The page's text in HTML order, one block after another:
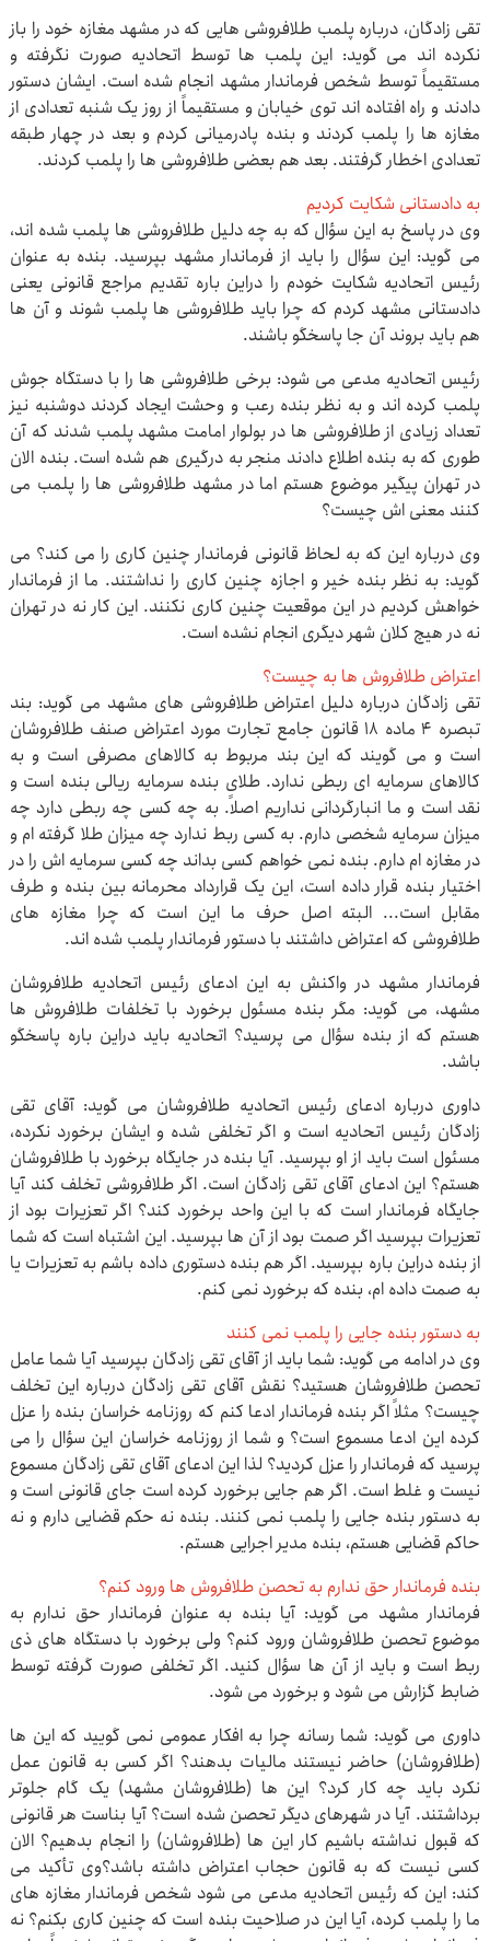
تقی زادگان، درباره پلمب طلافروشی هایی که در مشهد مغازه خود را باز
نکرده اند می گوید: این پلمب ها توسط اتحادیه صورت نگرفته و
مستقیماً توسط شخص فرماندار مشهد انجام شده است. ایشان دستور
دادند و راه افتاده اند توی خیابان و مستقیماً از روز یک شنبه تعدادی از
مغازه ها را پلمب کردند و بنده پادرمیانی کردم و بعد در چهار طبقه
تعدادی اخطار گرفتند. بعد هم بعضی طلافروشی ها را پلمب کردند.
به دادستانی شکایت کردیم
وی در پاسخ به این سؤال که به چه دلیل طلافروشی ها پلمب شده اند،
می گوید: این سؤال را باید از فرماندار مشهد بپرسید. بنده به عنوان
رئیس اتحادیه شکایت خودم را دراین باره تقدیم مراجع قانونی یعنی
دادستانی مشهد کردم که چرا باید طلافروشی ها پلمب شوند و آن ها
هم باید بروند آن جا پاسخگو باشند.
رئیس اتحادیه مدعی می شود: برخی طلافروشی ها را با دستگاه جوش
پلمب کرده اند و به نظر بنده رعب و وحشت ایجاد کردند دوشنبه نیز
تعداد زیادی از طلافروشی ها در بولوار امامت مشهد پلمب شدند که آن
طوری که به بنده اطلاع دادند منجر به درگیری هم شده است. بنده الان
در تهران پیگیر موضوع هستم اما در مشهد طلافروشی ها را پلمب می
کنند معنی اش چیست؟
وی درباره این که به لحاظ قانونی فرماندار چنین کاری را می کند؟ می
گوید: به نظر بنده خیر و اجازه چنین کاری را نداشتند. ما از فرماندار
خواهش کردیم در این موقعیت چنین کاری نکنند. این کار نه در تهران
نه در هیچ کلان شهر دیگری انجام نشده است.
اعتراض طلافروش ها به چیست؟
تقی زادگان درباره دلیل اعتراض طلافروشی های مشهد می گوید: بند
تبصره 4 ماده 18 قانون جامع تجارت مورد اعتراض صنف طلافروشان
است و می گویند که این بند مربوط به کالاهای مصرفی است و به
کالاهای سرمایه ای ربطی ندارد. طلای بنده سرمایه ریالی بنده است و
نقد است و ما انبارگردانی نداریم اصلاً. به چه کسی چه ربطی دارد چه
میزان سرمایه شخصی دارم. به کسی ربط ندارد چه میزان طلا گرفته ام و
در مغازه ام دارم. بنده نمی خواهم کسی بداند چه کسی سرمایه اش را در
اختیار بنده قرار داده است، این یک قرارداد محرمانه بین بنده و طرف
مقابل است... البته اصل حرف ما این است که چرا مغازه های
طلافروشی که اعتراض داشتند با دستور فرماندار پلمب شده اند.
فرماندار مشهد در واکنش به این ادعای رئیس اتحادیه طلافروشان
مشهد، می گوید: مگر بنده مسئول برخورد با تخلفات طلافروش ها
هستم که از بنده سؤال می پرسید؟ اتحادیه باید دراین باره پاسخگو
باشد.
داوری درباره ادعای رئیس اتحادیه طلافروشان می گوید: آقای تقی
زادگان رئیس اتحادیه است و اگر تخلفی شده و ایشان برخورد نکرده،
مسئول است باید از او بپرسید. آیا بنده در جایگاه برخورد با طلافروشان
هستم؟ این ادعای آقای تقی زادگان است. اگر طلافروشی تخلف کند آیا
جایگاه فرماندار است که با این واحد برخورد کند؟ اگر تعزیرات بود از
تعزیرات بپرسید اگر صمت بود از آن ها بپرسید. این اشتباه است که شما
از بنده دراین باره بپرسید. اگر هم بنده دستوری داده باشم به تعزیرات یا
به صمت داده ام، بنده که برخورد نمی کنم.
به دستور بنده جایی را پلمب نمی کنند
وی در ادامه می گوید: شما باید از آقای تقی زادگان بپرسید آیا شما عامل
تحصن طلافروشان هستید؟ نقش آقای تقی زادگان درباره این تخلف
چیست؟ مثلاً اگر بنده فرماندار ادعا کنم که روزنامه خراسان بنده را عزل
کرده این ادعا مسموع است؟ و شما از روزنامه خراسان این سؤال را می
پرسید که فرماندار را عزل کردید؟ لذا این ادعای آقای تقی زادگان مسموع
نیست و غلط است. اگر هم جایی برخورد کرده است جای قانونی است و
به دستور بنده جایی را پلمب نمی کنند. بنده نه حکم قضایی دارم و نه
حاکم قضایی هستم، بنده مدیر اجرایی هستم.
بنده فرماندار حق ندارم به تحصن طلافروش ها ورود کنم؟
فرماندار مشهد می گوید: آیا بنده به عنوان فرماندار حق ندارم به
موضوع تحصن طلافروشان ورود کنم؟ ولی برخورد با دستگاه های ذی
ربط است و باید از آن ها سؤال کنید. اگر تخلفی صورت گرفته توسط
ضابط گزارش می شود و برخورد می شود.
داوری می گوید: شما رسانه چرا به افکار عمومی نمی گویید که این ها
(طلافروشان) حاضر نیستند مالیات بدهند؟ اگر کسی به قانون عمل
نکرد باید چه کار کرد؟ این ها (طلافروشان مشهد) یک گام جلوتر
برداشتند. آیا در شهرهای دیگر تحصن شده است؟ آیا بناست هر قانونی
که قبول نداشته باشیم کار این ها (طلافروشان) را انجام بدهیم؟ الان
کسی نیست که به قانون حجاب اعتراض داشته باشد؟وی تأکید می
کند: این که رئیس اتحادیه مدعی می شود شخص فرماندار مغازه های
ما را پلمب کرده، آیا این در صلاحیت بنده است که چنین کاری بکنم؟ نه